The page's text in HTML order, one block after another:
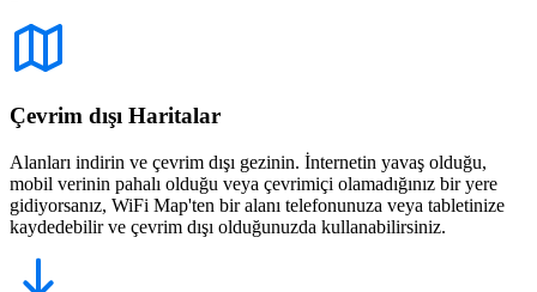
Çevrim dışı Haritalar
Alanları indirin ve çevrim dışı gezinin. İnternetin yavaş olduğu,
mobil verinin pahalı olduğu veya çevrimiçi olamadığınız bir yere
gidiyorsanız, WiFi Map'ten bir alanı telefonunuza veya tabletinize
kaydedebilir ve çevrim dışı olduğunuzda kullanabilirsiniz.